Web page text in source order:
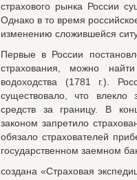
страхового рынка России
Однако в то время
изменению сложившейся
Первые в России
страхования, можно
водоходства (1781 г.).
существовало, что влекло
средств за границу. В
законом запретило
обязало страхователей
государственном заемном
создана «Страховая